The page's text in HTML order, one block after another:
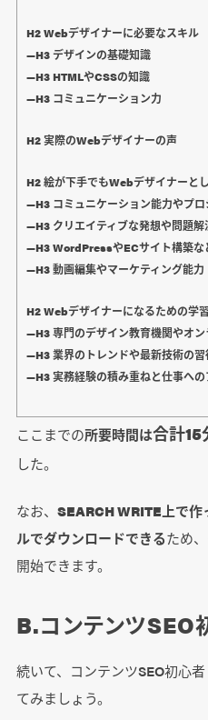
H2 Webデザイナーに必要なスキル
―H3 デザインの基礎知識
―H3 HTMLやCSSの知識
―H3 コミュニケーション力
H2 実際のWebデザイナーの声
H2 絵が下手でもWebデザイナーと
―H3 コミュニケーション能力やプ
―H3 クリエイティブな発想や問題解
―H3 WordPressやECサイト構築な
―H3 動画編集やマーケティング能力
H2 Webデザイナーになるための学
―H3 専門のデザイン教育機関やオン
―H3 業界のトレンドや最新技術の習
―H3 実務経験の積み重ねと仕事への
ここまでの所要時間は合計15
した。
なお、 SEARCH WRITE上で
ルでダウンロードできるため
開始できます。
B.コンテンツSEO
続いて、コンテンツSEO初心
てみましょう。